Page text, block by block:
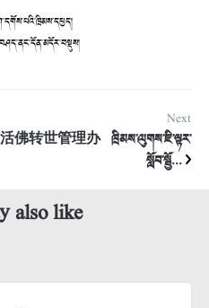
佛转世管理办
Next
ཁྲིམས་ལུགས་ཇི་ལྟར་
སློབ་སྦྱོ...
also like